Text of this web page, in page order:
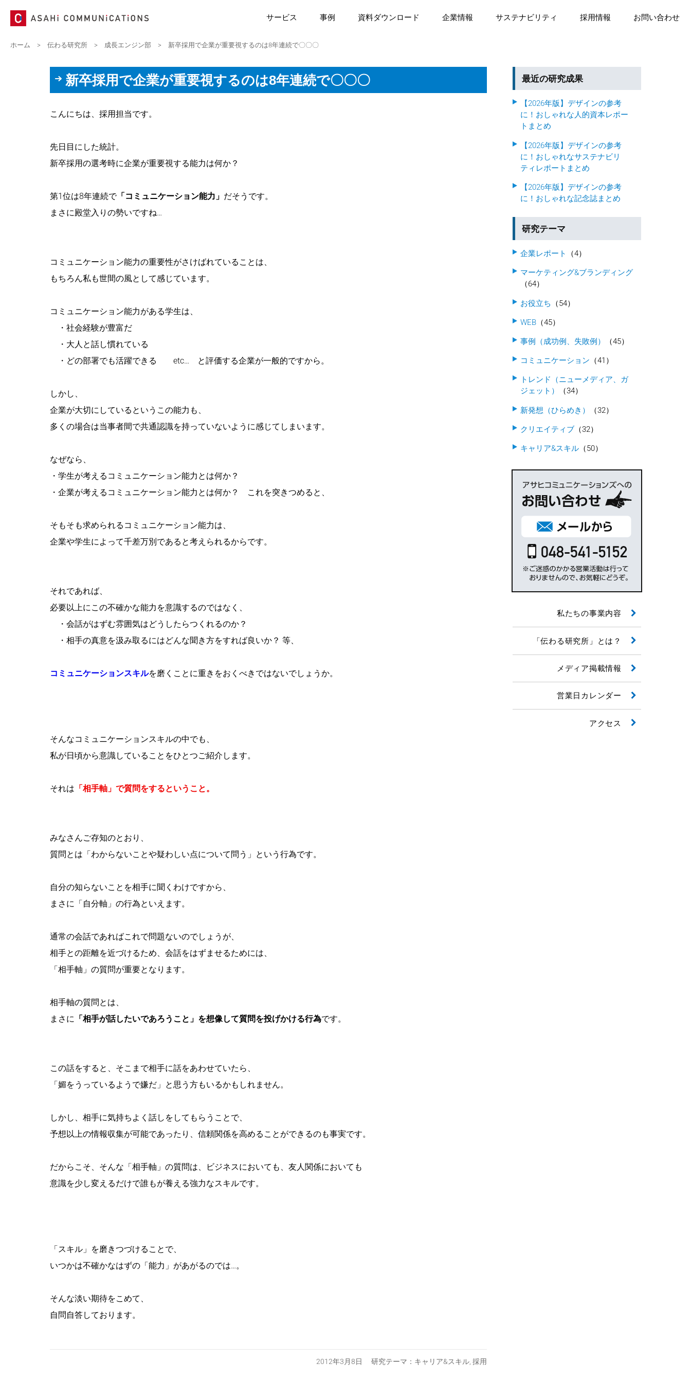
サービス 事例 資料ダウンロード 企業情報 サステナビリティ 採用情報 お問い合わせ
ホーム > 伝わる研究所 > 成長エンジン部 > 新卒採用で企業が重要視するのは8年連続で〇〇〇
新卒採用で企業が重要視するのは8年連続で〇〇〇
こんにちは、採用担当です。
先日目にした統計。
新卒採用の選考時に企業が重要視する能力は何か？
第1位は8年連続で「コミュニケーション能力」 だそうです。
まさに殿堂入りの勢いですね…
コミュニケーション能力の重要性がさけばれていることは、
もちろん私も世間の風として感じています。
コミュニケーション能力がある学生は、
・社会経験が豊富だ
・大人と話し慣れている
・どの部署でも活躍できる etc… と評価する企業が一般的ですから。
しかし、
企業が大切にしているというこの能力も、
多くの場合は当事者間で共通認識を持っていないように感じてしまいます。
なぜなら、
・学生が考えるコミュニケーション能力とは何か？
・企業が考えるコミュニケーション能力とは何か？ これを突きつめると、
そもそも求められるコミュニケーション能力は、
企業や学生によって千差万別であると考えられるからです。
それであれば、
必要以上にこの不確かな能力を意識するのではなく、
・会話がはずむ雰囲気はどうしたらつくれるのか？
・相手の真意を汲み取るにはどんな聞き方をすれば良いか？ 等、
コミュニケーションスキルを磨くことに重きをおくべきではないでしょうか。
そんなコミュニケーションスキルの中でも、
私が日頃から意識していることをひとつご紹介します。
それは 「相手軸」で質問をするということ。
みなさんご存知のとおり、
質問とは「わからないことや疑わしい点について問う」という行為です。
自分の知らないことを相手に聞くわけですから、
まさに「自分軸」の行為といえます。
通常の会話であればこれで問題ないのでしょうが、
相手との距離を近づけるため、会話をはずませるためには、
「相手軸」の質問が重要となります。
相手軸の質問とは、
まさに 「相手が話したいであろうこと」を想像して質問を投げかける行為です。
この話をすると、そこまで相手に話をあわせていたら、
「媚をうっているようで嫌だ」と思う方もいるかもしれません。
しかし、相手に気持ちよく話しをしてもらうことで、
予想以上の情報収集が可能であったり、信頼関係を高めることができるのも事実です。
だからこそ、そんな「相手軸」の質問は、ビジネスにおいても、友人関係においても
意識を少し変えるだけで誰もが養える強力なスキルです。
「スキル」を磨きつづけることで、
いつかは不確かなはずの「能力」があがるのでは…。
そんな淡い期待をこめて、
自問自答しております。
2012年3月8日 研究テーマ： キャリア&スキル 採用
最近の研究成果
【2026年版】デザインの参考
に！おしゃれな人的資本レポー
トまとめ
【2026年版】デザインの参考
に！おしゃれなサステナビリ
ティレポートまとめ
【2026年版】デザインの参考
に！おしゃれな記念誌まとめ
研究テーマ
企業レポート （4）
マーケティング&ブランディング
（64）
お役立ち （54）
WEB （45）
事例（成功例、失敗例） （45）
コミュニケーション （41）
トレンド（ニューメディア、ガ
ジェット）
（34）
新発想（ひらめき） （32）
クリエイティブ （32）
キャリア&スキル （50）
私たちの事業内容
「伝わる研究所」とは？
メディア掲載情報
営業日カレンダー
アクセス